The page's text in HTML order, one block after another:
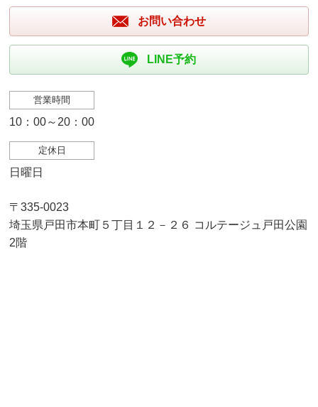
お問い合わせ
LINE予約
営業時間
10：00～20：00
定休日
日曜日
〒335-0023
埼玉県戸田市本町５丁目１２－２６ コルテージュ戸田公園
2階